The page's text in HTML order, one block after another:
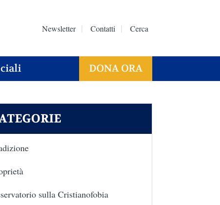
Newsletter Contatti Cerca
DONA ORA
sulla Cristianofobia